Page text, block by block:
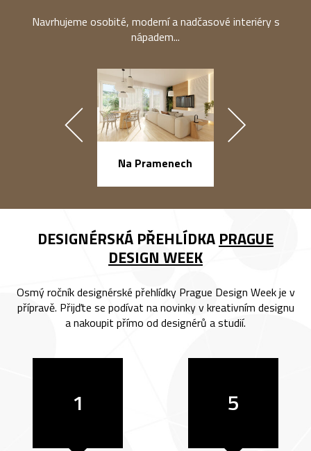
Navrhujeme osobité, moderní a nadčasové interiéry s
nápadem...
Na Pramenech
DESIGNÉRSKÁ PŘEHLÍDKA PRAGUE
DESIGN WEEK
Osmý ročník designérské přehlídky Prague Design Week je v
přípravě. Přijďte se podívat na novinky v kreativním designu
a nakoupit přímo od designérů a studií.
1 5